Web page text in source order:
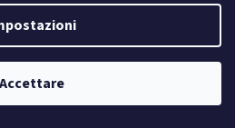
Accettare
Newsletter